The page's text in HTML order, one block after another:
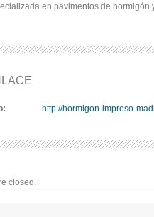
en pavimentos de hormigón
http://hormigon-impreso-
closed.